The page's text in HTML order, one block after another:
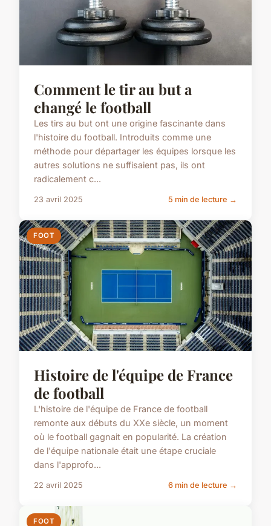
Comment le tir au but a
changé le football
Les tirs au but ont une origine fascinante dans
l'histoire du football. Introduits comme une
méthode pour départager les équipes lorsque les
autres solutions ne suffisaient pas, ils ont
radicalement c...
23 avril 2025 5 min de lecture →
FOOT
Histoire de l'équipe de France
de football
L'histoire de l'équipe de France de football
remonte aux débuts du XXe siècle, un moment
où le football gagnait en popularité. La création
de l'équipe nationale était une étape cruciale
dans l'approfo...
22 avril 2025 6 min de lecture →
FOOT